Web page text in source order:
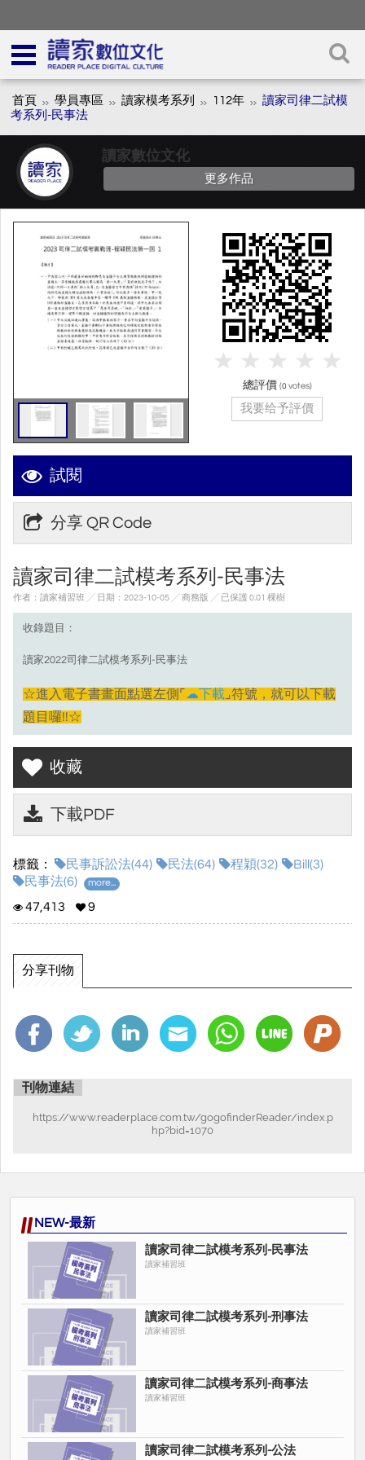
首頁 學員專區 讀家模考系列 112年
讀家司律二試模
考系列-民事法
讀家數位文化
更多作品
試閱
分享 QR Code
讀家司律二試模考系列-民事法
作者：讀家補習班 ╱ 日期：2023-10-05 ╱ 商務版 ╱ 已保護 0.01 棵樹
收錄題目：
讀家2022司律二試模考系列-民事法
☆進入電子書畫面點選左側⌜ ☁下載 ⌟符號，就可以下載
題目囉!!☆
收藏
下載PDF
標籤： 民事訴訟法(44) 民法(64) 程穎(32)
Bill(3)
民事法(6)
more...
47,413 9
分享刊物
刊物連結
https://www.readerplace.com.tw/gogofinderReader/index.p
hp?bid=1070
總評價 (0 votes)
我要给予評價
NEW-最新
讀家司律二試模考系列-民事法
讀家補習班
讀家司律二試模考系列-刑事法
讀家補習班
讀家司律二試模考系列-商事法
讀家補習班
讀家司律二試模考系列-公法